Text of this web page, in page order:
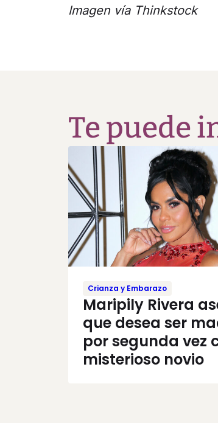
Imagen vía Thinkstock
Te puede
Crianza y Embarazo
Maripily Rivera
que desea ser
por segunda vez
misterioso novio